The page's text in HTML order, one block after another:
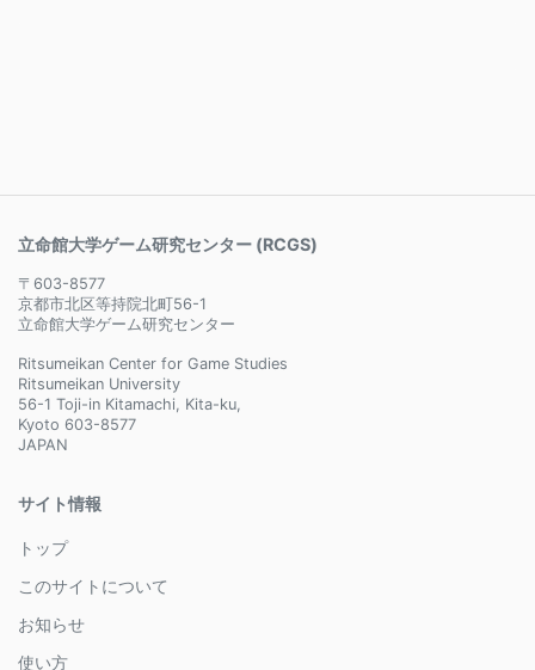
立命館大学ゲーム研究センター (RCGS)
〒603-8577
京都市北区等持院北町56-1
立命館大学ゲーム研究センター
Ritsumeikan Center for Game Studies
Ritsumeikan University
56-1 Toji-in Kitamachi, Kita-ku,
Kyoto 603-8577
JAPAN
サイト情報
トップ
このサイトについて
お知らせ
使い方